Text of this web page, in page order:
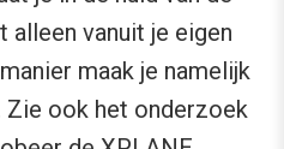
alleen vanuit je eigen
maak je namelijk
Zie ook het onderzoek